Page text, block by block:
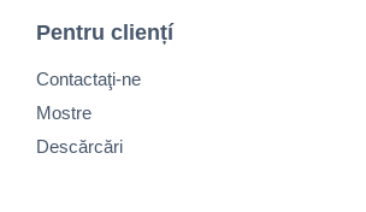
Pentru cliențí
Contactaţi-ne
Mostre
Descărcări